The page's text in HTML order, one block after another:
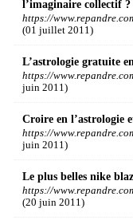
l’imaginaire collectif ?
https://
(01 juillet 2011)
L’astrologie gratuite
https://
juin 2011)
Croire en l’astrologie
https://
juin 2011)
Le plus belles nike
https://
(20 juin 2011)